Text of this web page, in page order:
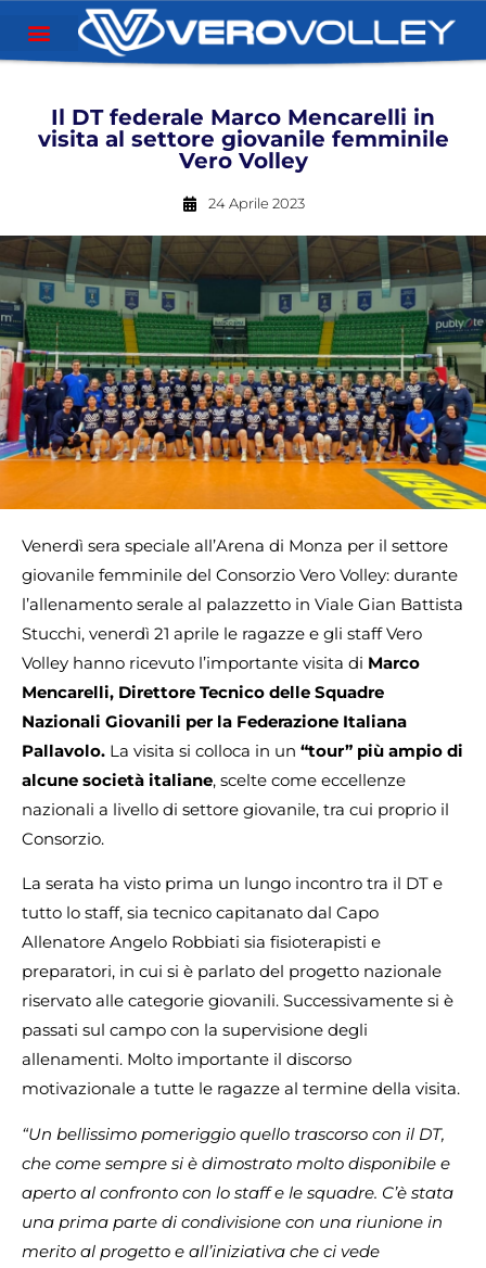
Il DT federale Marco Mencarelli in
visita al settore giovanile femminile
Vero Volley
24 Aprile 2023
Venerdì sera speciale all’Arena di Monza per il settore
giovanile femminile del Consorzio Vero Volley: durante
l’allenamento serale al palazzetto in Viale Gian Battista
Stucchi, venerdì 21 aprile le ragazze e gli staff Vero
Volley hanno ricevuto l’importante visita di Marco
Mencarelli, Direttore Tecnico delle Squadre
Nazionali Giovanili per la Federazione Italiana
Pallavolo. La visita si colloca in un “tour” più ampio di
alcune società italiane, scelte come eccellenze
nazionali a livello di settore giovanile, tra cui proprio il
Consorzio.
La serata ha visto prima un lungo incontro tra il DT e
tutto lo staff, sia tecnico capitanato dal Capo
Allenatore Angelo Robbiati sia fisioterapisti e
preparatori, in cui si è parlato del progetto nazionale
riservato alle categorie giovanili. Successivamente si è
passati sul campo con la supervisione degli
allenamenti. Molto importante il discorso
motivazionale a tutte le ragazze al termine della visita.
“Un bellissimo pomeriggio quello trascorso con il DT,
che come sempre si è dimostrato molto disponibile e
aperto al confronto con lo staff e le squadre. C’è stata
una prima parte di condivisione con una riunione in
merito al progetto e all’iniziativa che ci vede